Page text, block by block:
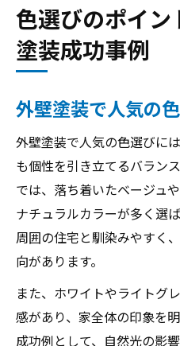
色選びのポイ
塗装成功事例
外壁塗装で人気の
外壁塗装で人気の色選びに
も個性を引き立てるバラン
では、落ち着いたベージュ
ナチュラルカラーが多く選
周囲の住宅と馴染みやすく
向があります。
また、ホワイトやライトグ
感があり、家全体の印象を
成功例として、自然光の影